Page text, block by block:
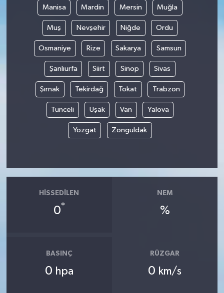
Manisa Mardin Mersin Muğla
Muş Nevşehir Niğde Ordu
Osmaniye Rize Sakarya Samsun
Şanlıurfa Siirt Sinop Sivas
Şırnak Tekirdağ Tokat Trabzon
Tunceli Uşak Van Yalova
Yozgat Zonguldak
HISSEDILEN
0°
NEM
%
BASINÇ
0 hpa
RÜZGAR
0 km/s